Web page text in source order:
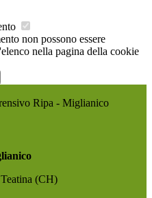
non possono essere
nella pagina della cookie
Ripa - Miglianico
(CH)